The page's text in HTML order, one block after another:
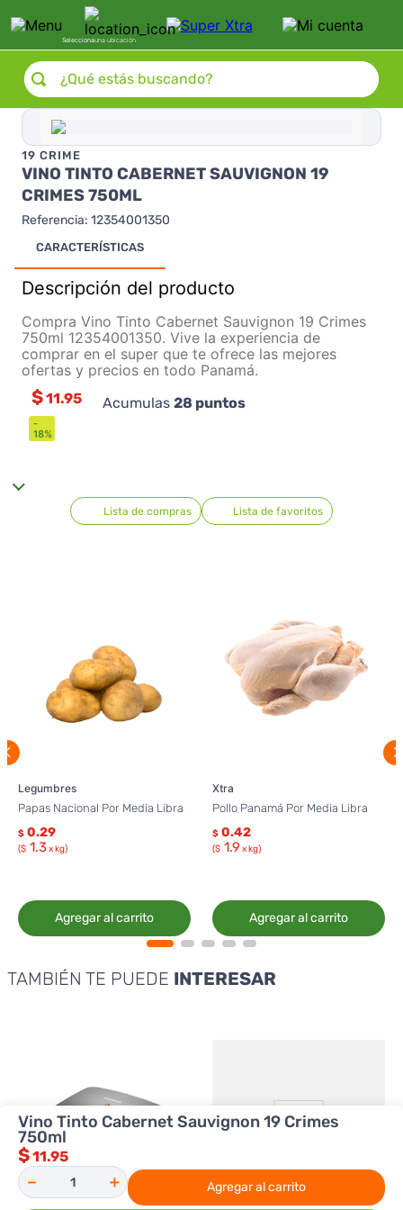
Seleccionauna ubicación
¿Qué estás buscando?
19 CRIME
VINO TINTO CABERNET SAUVIGNON 19
CRIMES 750ML
Referencia: 12354001350
CARACTERÍSTICAS
Descripción del producto
Compra Vino Tinto Cabernet Sauvignon 19 Crimes
750ml 12354001350. Vive la experiencia de
comprar en el super que te ofrece las mejores
ofertas y precios en todo Panamá.
-
18%
$11.95 Acumulas 28 puntos
Lista de compras Lista de favoritos
Legumbres
Papas Nacional Por Media Libra
$ 0.29
($ 1.3x kg)
Agregar al carrito
Xtra
Pollo Panamá Por Media Libra
$ 0.42
($ 1.9 x kg)
Agregar al carrito
TAMBIÉN TE PUEDE INTERESAR
Vino Tinto Cabernet Sauvignon 19 Crimes
750ml
$11.95
＋
－ Agregar al carrito